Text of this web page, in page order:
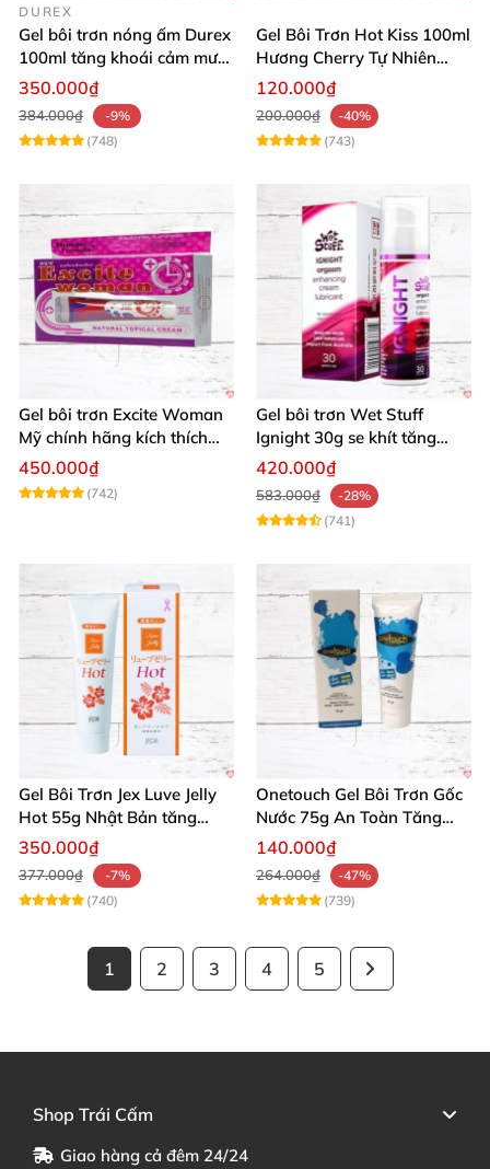
DUREX
Gel bôi trơn nóng ấm Durex
100ml tăng khoái cảm mượt
mà
350.000₫
384.000₫
-9%
(748)
Gel Bôi Trơn Hot Kiss 100ml
Hương Cherry Tự Nhiên
Mượt Mà
120.000₫
200.000₫
-40%
(743)
Gel bôi trơn Excite Woman
Mỹ chính hãng kích thích
khoái cảm nữ
450.000₫
(742)
Gel bôi trơn Wet Stuff
Ignight 30g se khít tăng
khoái cảm nữ hiệu quả
420.000₫
583.000₫
-28%
(741)
Gel Bôi Trơn Jex Luve Jelly
Hot 55g Nhật Bản tăng
khoái cảm nữ dễ sử dụng
350.000₫
377.000₫
-7%
(740)
Onetouch Gel Bôi Trơn Gốc
Nước 75g An Toàn Tăng
Khoái Cảm
140.000₫
264.000₫
-47%
(739)
1 2 3 4 5
Shop Trái Cấm
Giao hàng cả đêm 24/24